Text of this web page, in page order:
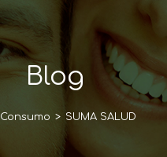
Blog
Consumo > SUMA SALUD